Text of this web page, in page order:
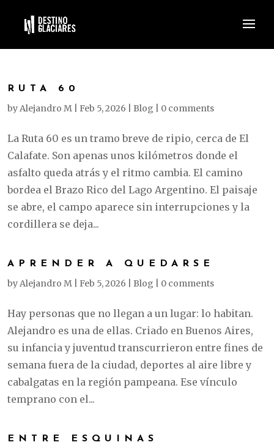
RUTA 60
byAlejandro M Feb 5, 2026 Blog 0 comments
La Ruta 60 es un tramo breve de ripio, cerca de El
Calafate. Son apenas unos kilómetros donde el
asfalto queda atrás y el ritmo cambia. El camino
bordea el Brazo Rico del Lago Argentino. El paisaje
se abre, el campo aparece sin interrupciones y la
cordillera se deja...
APRENDER A QUEDARSE
byAlejandro M Feb 5, 2026 Blog 0 comments
Hay personas que no llegan a un lugar: lo habitan.
Alejandro es una de ellas. Criado en Buenos Aires,
su infancia y juventud transcurrieron entre fines de
semana fuera de la ciudad, deportes al aire libre y
cabalgatas en la región pampeana. Ese vínculo
temprano con el...
ENTRE ESQUINAS